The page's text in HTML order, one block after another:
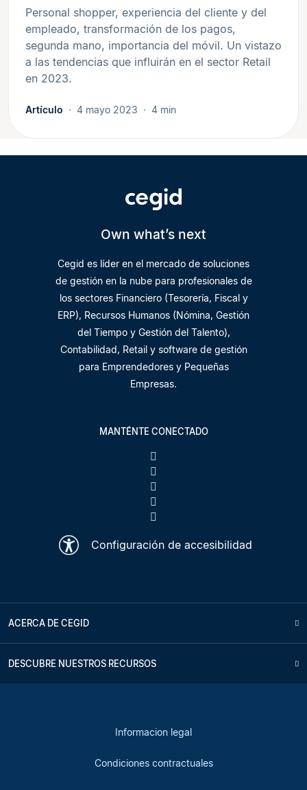
Personal shopper, experiencia del cliente y del
empleado, transformación de los pagos,
segunda mano, importancia del móvil. Un vistazo
a las tendencias que influirán en el sector Retail
en 2023.
Artículo 4 mayo 2023 4 min
Own what’s next
Cegid es líder en el mercado de soluciones
de gestión en la nube para profesionales de
los sectores Financiero (Tesorería, Fiscal y
ERP), Recursos Humanos (Nómina, Gestión
del Tiempo y Gestión del Talento),
Contabilidad, Retail y software de gestión
para Emprendedores y Pequeñas
Empresas.
MANTÉNTE CONECTADO
Configuración de accesibilidad
ACERCA DE CEGID
DESCUBRE NUESTROS RECURSOS
Informacion legal
Condiciones contractuales